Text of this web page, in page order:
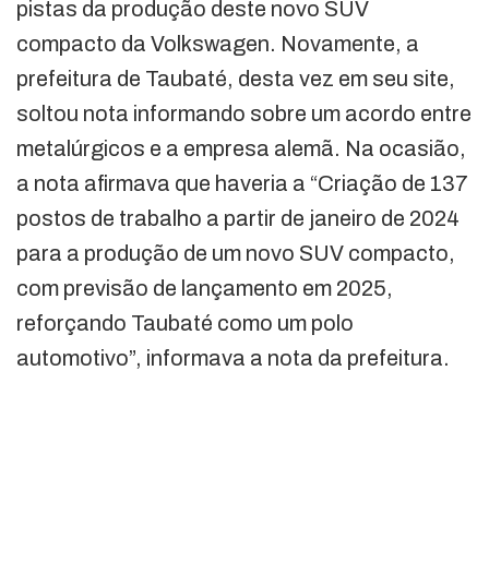
pistas da produção deste novo SUV
compacto da Volkswagen. Novamente, a
prefeitura de Taubaté, desta vez em seu site,
soltou nota informando sobre um acordo entre
metalúrgicos e a empresa alemã. Na ocasião,
a nota afirmava que haveria a “Criação de 137
postos de trabalho a partir de janeiro de 2024
para a produção de um novo SUV compacto,
com previsão de lançamento em 2025,
reforçando Taubaté como um polo
automotivo”, informava a nota da prefeitura.